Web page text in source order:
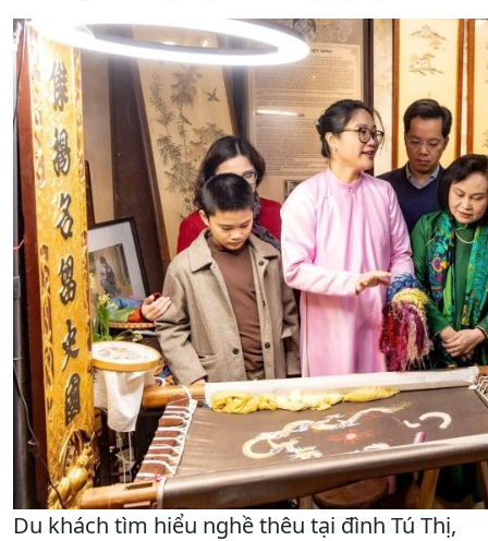
Du khách tìm hiểu nghề thêu tại đình Tú Thị,